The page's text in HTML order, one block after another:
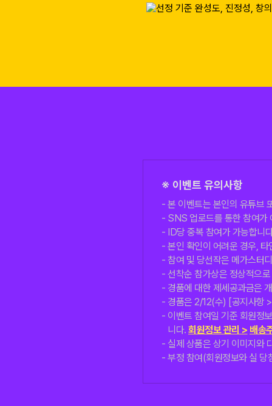
※ 이벤트 유의사항
본 이벤트는 본인의 유튜브
SNS 업로드를 통한 참여
ID당 중복 참여가 가능합니
본인 확인이 어려운 경우,
참여 및 당선작은 메가스터
선착순 참가상은 정상적으
경품에 대한 제세공과금은
경품은 2/12(수) [공지사항
이벤트 참여일 기준 회원정
니다. 회원정보 관리 > 배송
실제 상품은 상기 이미지와
부정 참여(회원정보와 실 당